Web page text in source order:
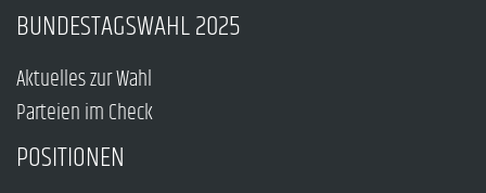
BUNDESTAGSWAHL 2025
Aktuelles zur Wahl
Parteien im Check
POSITIONEN